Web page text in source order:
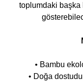
toplumdaki başka
• Bambu
• Doğa